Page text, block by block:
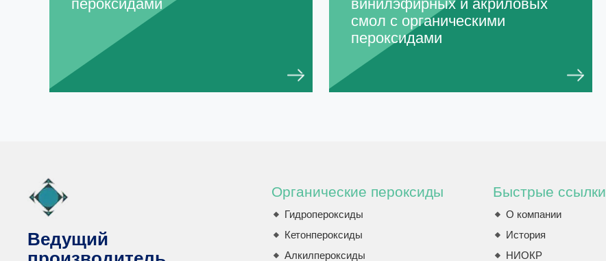
пероксидами
винилэфирных и акриловых
смол с органическими
пероксидами
Ведущий
Органические пероксиды
Гидропероксиды
Кетонпероксиды
Алкилпероксиды
Быстрые ссылки
О компании
История
НИОКР